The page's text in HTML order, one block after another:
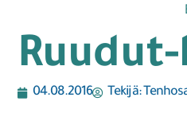
04.08.2016 Tekijä: